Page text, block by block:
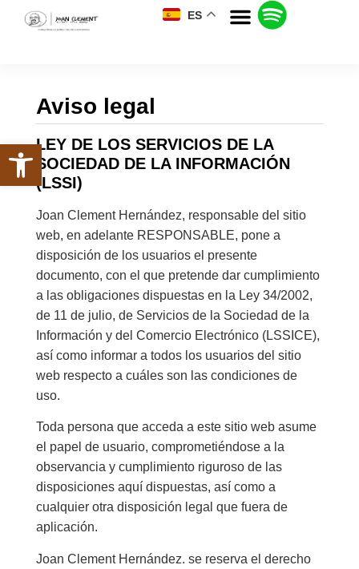
Abrir barra de herramientas
ES
Aviso legal
LEY DE LOS SERVICIOS DE LA
SOCIEDAD DE LA INFORMACIÓN
(LSSI)
Joan Clement Hernández, responsable del sitio
web, en adelante RESPONSABLE, pone a
disposición de los usuarios el presente
documento, con el que pretende dar cumplimiento
a las obligaciones dispuestas en la Ley 34/2002,
de 11 de julio, de Servicios de la Sociedad de la
Información y del Comercio Electrónico (LSSICE),
así como informar a todos los usuarios del sitio
web respecto a cuáles son las condiciones de
uso.
Toda persona que acceda a este sitio web asume
el papel de usuario, comprometiéndose a la
observancia y cumplimiento riguroso de las
disposiciones aquí dispuestas, así como a
cualquier otra disposición legal que fuera de
aplicación.
Joan Clement Hernández. se reserva el derecho